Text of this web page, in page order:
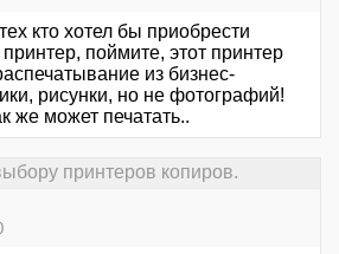
кто хотел бы приобрести
поймите, этот принтер
из бизнес-
рисунки, но не фотографий!
же может печатать..
принтеров копиров.